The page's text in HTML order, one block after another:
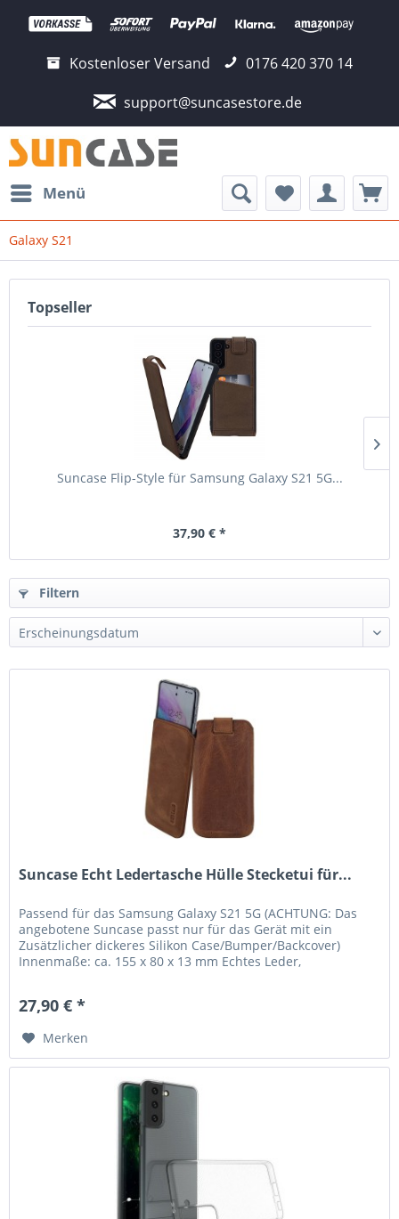
Kostenloser Versand
0176 420 370 14
support@suncasestore.de
Menü
Galaxy S21
Topseller
Suncase Flip-Style für Samsung Galaxy S21 5G...
37,90 € *
Filtern
Suncase Echt Ledertasche Hülle Stecketui für...
Passend für das Samsung Galaxy S21 5G (ACHTUNG: Das
angebotene Suncase passt nur für das Gerät mit ein
Zusätzlicher dickeres Silikon Case/Bumper/Backcover)
Innenmaße: ca. 155 x 80 x 13 mm Echtes Leder,
27,90 € *
Merken